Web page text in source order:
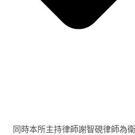
同時本所主持律師謝智硯律師為